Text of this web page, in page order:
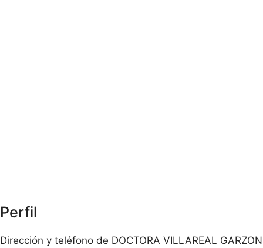
Perfil
Dirección y teléfono de DOCTORA VILLAREAL GARZON